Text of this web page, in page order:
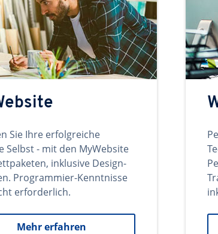
Sie Ihre erfolgreiche
Selbst - mit den MyWebsite
inklusive Design-
Programmier-Kenntnisse
erforderlich.
Mehr erfahren